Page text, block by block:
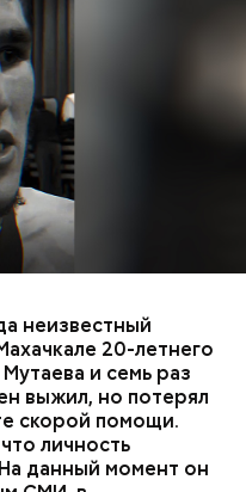
неизвестный
20-летнего
и семь раз
выжил, но потерял
скорой помощи.
личность
данный момент он
домой с
дома на улице
напал
выстрелил
раз и скрылся.
полицию и скорую
бессильны —
больницу.
ММА